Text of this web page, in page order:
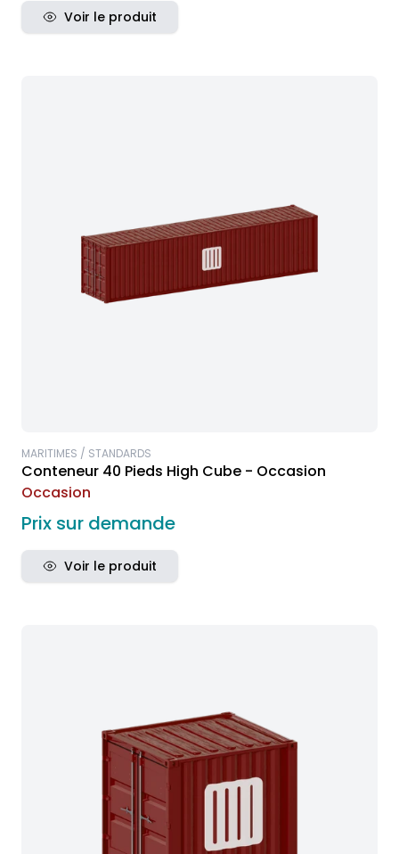
Voir le produit
MARITIMES / STANDARDS
Conteneur 40 Pieds High Cube - Occasion
Occasion
Prix sur demande
Voir le produit